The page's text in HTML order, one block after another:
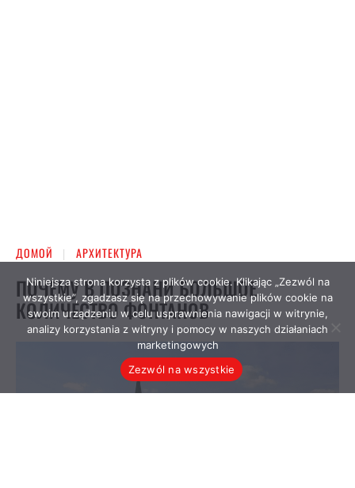
Niniejsza strona korzysta z plików cookie. Klikając „Zezwól na
wszystkie”, zgadzasz się na przechowywanie plików cookie na
swoim urządzeniu w celu usprawnienia nawigacji w witrynie,
analizy korzystania z witryny i pomocy w naszych działaniach
marketingowych
Zezwól na wszystkie